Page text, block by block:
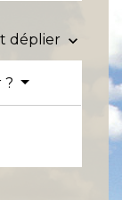
déplier keyboard_arrow_down
?